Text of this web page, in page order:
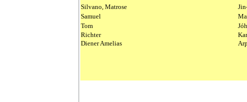
Silvano, Matrose
Samuel
Tom
Richter
Diener Amelias